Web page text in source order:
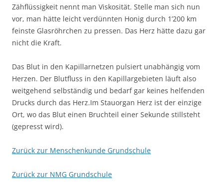
Zähflüssigkeit nennt man Viskosität. Stelle man sich nun
vor, man hätte leicht verdünnten Honig durch 1’200 km
feinste Glasröhrchen zu pressen. Das Herz hätte dazu gar
nicht die Kraft.
Das Blut in den Kapillarnetzen pulsiert unabhängig vom
Herzen. Der Blutfluss in den Kapillargebieten läuft also
weitgehend selbständig und bedarf gar keines helfenden
Drucks durch das Herz.Im Stauorgan Herz ist der einzige
Ort, wo das Blut einen Bruchteil einer Sekunde stillsteht
(gepresst wird).
Zurück zur Menschenkunde Grundschule
Zurück zur NMG Grundschule